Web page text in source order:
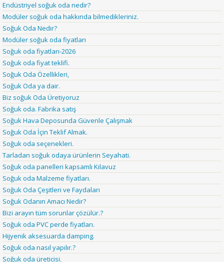
Endüstriyel soğuk oda nedir?
Modüler soğuk oda hakkında bilmedikleriniz.
Soğuk Oda Nedir?
Modüler soğuk oda fiyatları
Soğuk oda fiyatları-2026
Soğuk oda fiyat teklifi.
Soğuk Oda Özellikleri,
Soğuk Oda ya dair.
Biz soğuk Oda Üretiyoruz
Soğuk oda. Fabrika satış
Soğuk Hava Deposunda Güvenle Çalışmak
Soğuk Oda İçin Teklif Almak.
Soğuk oda seçenekleri.
Tarladan soğuk odaya ürünlerin Seyahati.
Soğuk oda panelleri kapsamlı Kılavuz
Soğuk oda Malzeme fiyatları.
Soğuk Oda Çeşitleri ve Faydaları
Soğuk Odanın Amacı Nedir?
Bizi arayın tüm sorunlar çözülür.?
Soğuk oda PVC perde fiyatları.
Hijyenik aksesuarda damping.
Soğuk oda nasıl yapılır.?
Soğuk oda üreticisi.